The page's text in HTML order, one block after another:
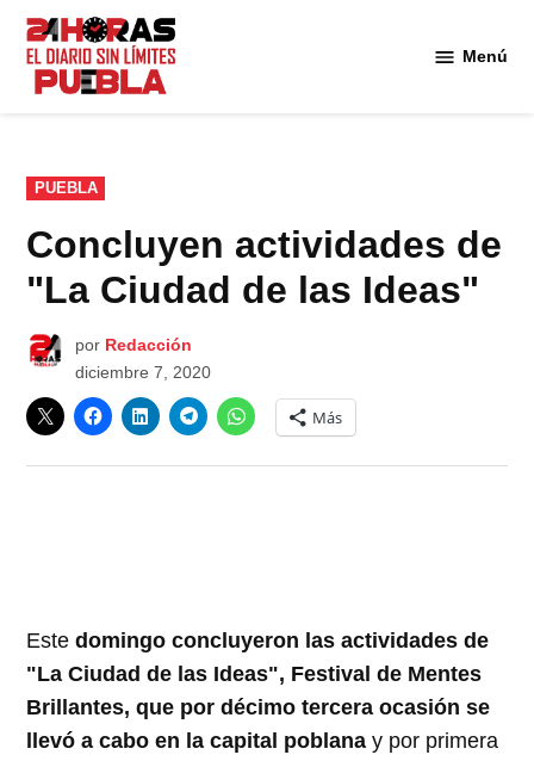
Saltar
contenido
Menú
PUBLICADO
EN
PUEBLA
Concluyen actividades de
"La Ciudad de las Ideas"
por Redacción
diciembre 7, 2020
Más
Estedomingo concluyeron las actividades de
"La Ciudad de las Ideas", Festival de Mentes
Brillantes, que por décimo tercera ocasión se
llevó a cabo en la capital poblana y por primera